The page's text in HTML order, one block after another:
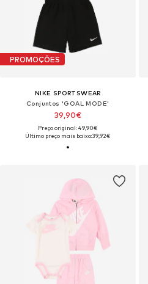
PROMOÇÕES
NIKE SPORTSWEAR
Conjuntos 'GOAL MODE'
39,90€
Preço original: 49,90€
Último preço mais baixo:39,92€